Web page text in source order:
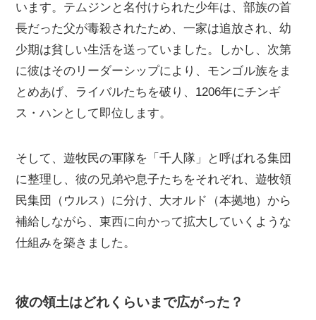
います。テムジンと名付けられた少年は、部族の首
長だった父が毒殺されたため、一家は追放され、幼
少期は貧しい生活を送っていました。しかし、次第
に彼はそのリーダーシップにより、モンゴル族をま
とめあげ、ライバルたちを破り、1206年にチンギ
ス・ハンとして即位します。
そして、遊牧民の軍隊を「千人隊」と呼ばれる集団
に整理し、彼の兄弟や息子たちをそれぞれ、遊牧領
民集団（ウルス）に分け、大オルド（本拠地）から
補給しながら、東西に向かって拡大していくような
仕組みを築きました。
彼の領土はどれくらいまで広がった？